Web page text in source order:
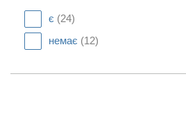
є (24)
немає (12)